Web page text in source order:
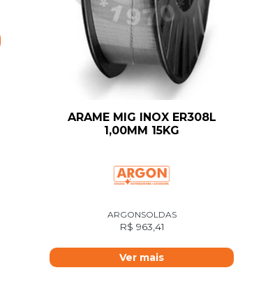
ARAME MIG INOX ER308L
1,00MM 15KG
ARGONSOLDAS
R$ 963,41
Ver mais